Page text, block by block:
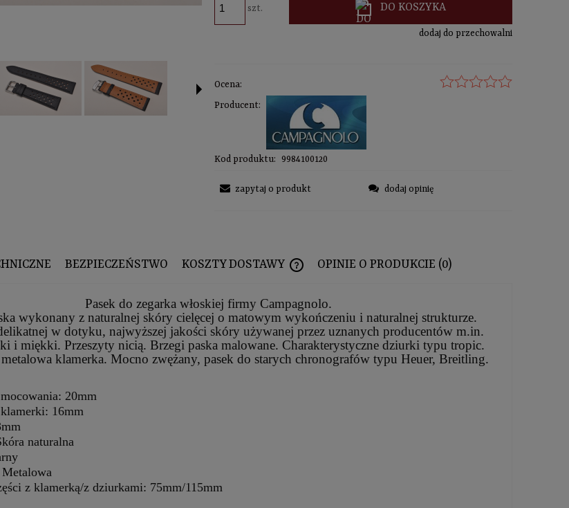
szt. DO KOSZYKA
dodaj do przechowalni
Ocena:
Producent:
Kod produktu: 9984100120
zapytaj o produkt dodaj opinię
BEZPIECZEŃSTWO KOSZTY DOSTAWY
CENA NIE ZAWIERA EWENTUALNYCH KOSZTÓW PŁATNOŚCI
OPINIE O PRODUKCIE (0)
Pasek do zegarka włoskiej firmy Campagnolo.
wykonany z naturalnej skóry cielęcej o matowym wykończeniu i naturalnej strukturze.
w dotyku, najwyższej jakości skóry używanej przez uznanych producentów m.in.
i miękki. Przeszyty nicią. Brzegi paska malowane. Charakterystyczne dziurki typu tropic.
klamerka. Mocno zwężany, pasek do starych chronografów typu Heuer, Breitling.
20mm
16mm
naturalna
z klamerką/z dziurkami: 75mm/115mm